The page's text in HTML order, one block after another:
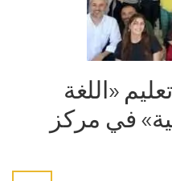
«اللغة
في مركز